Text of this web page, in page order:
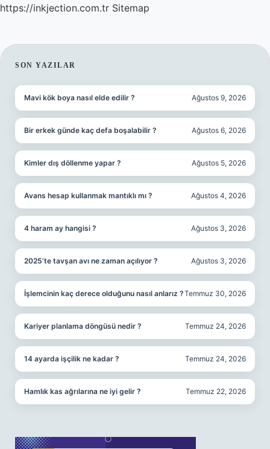
https://inkjection.com.tr Sitemap
SIDEBAR
SON YAZILAR
Mavi kök boya nasıl elde edilir ? Ağustos 9, 2026
Bir erkek günde kaç defa boşalabilir ? Ağustos 6, 2026
Kimler dış döllenme yapar ? Ağustos 5, 2026
Avans hesap kullanmak mantıklı mı ? Ağustos 4, 2026
4 haram ay hangisi ? Ağustos 3, 2026
2025’te tavşan avı ne zaman açılıyor ? Ağustos 3, 2026
İşlemcinin kaç derece olduğunu nasıl anlarız ?Temmuz 30, 2026
Kariyer planlama döngüsü nedir ? Temmuz 24, 2026
14 ayarda işçilik ne kadar ? Temmuz 24, 2026
Hamlık kas ağrılarına ne iyi gelir ? Temmuz 22, 2026